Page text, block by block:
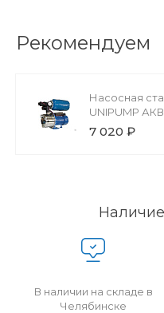
Рекомендуем
Насосная
UNIPUMP
7 020 ₽
В наличии на складе в
Челябинске